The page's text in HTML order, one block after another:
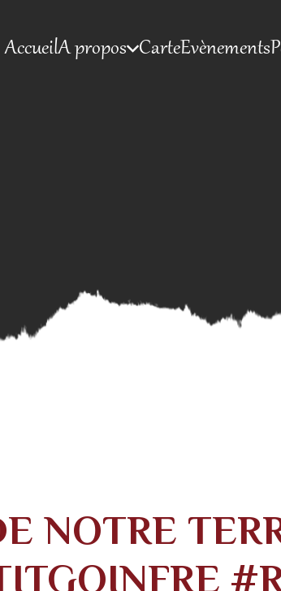
AccueilA propos CarteEvènements
NOTRE